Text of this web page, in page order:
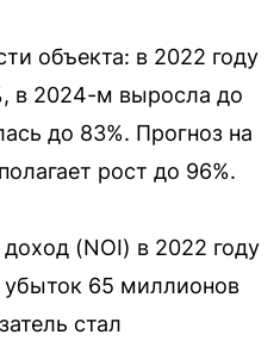
объекта: в 2022 году
в 2024-м выросла до
до 83%. Прогноз на
рост до 96%.
(NOI) в 2022 году
65 миллионов
стал